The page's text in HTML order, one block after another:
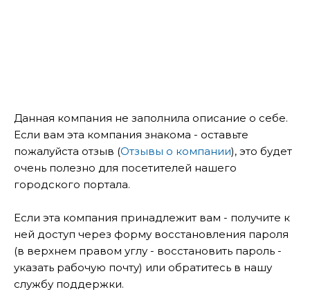
Данная компания не заполнила описание о себе.
Если вам эта компания знакома - оставьте
пожалуйста отзыв (Отзывы о компании), это будет
очень полезно для посетителей нашего
городского портала.
Если эта компания принадлежит вам - получите к
ней доступ через форму восстановления пароля
(в верхнем правом углу - восстановить пароль -
указать рабочую почту) или обратитесь в нашу
службу поддержки.